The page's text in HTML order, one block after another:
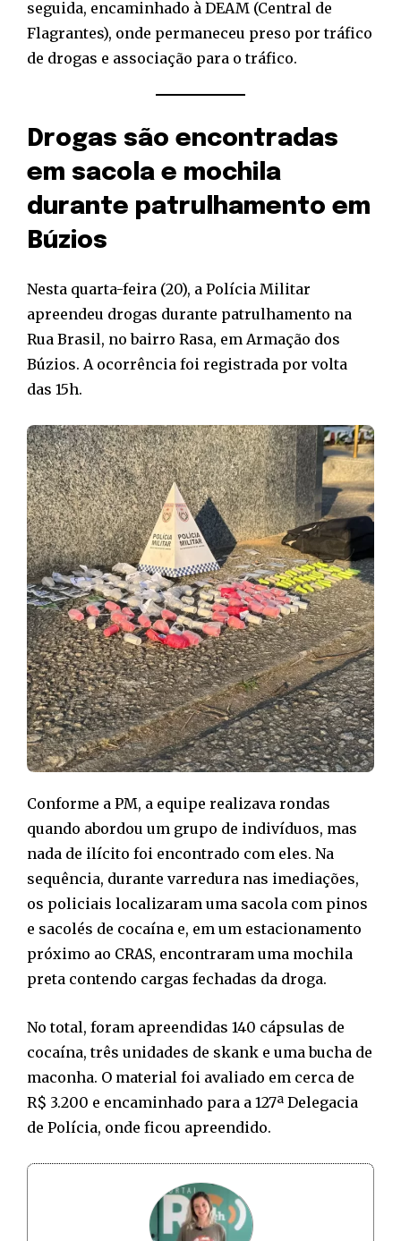
seguida, encaminhado à DEAM (Central de
Flagrantes), onde permaneceu preso por tráfico
de drogas e associação para o tráfico.
Drogas são encontradas
em sacola e mochila
durante patrulhamento em
Búzios
Nesta quarta-feira (20), a Polícia Militar
apreendeu drogas durante patrulhamento na
Rua Brasil, no bairro Rasa, em Armação dos
Búzios. A ocorrência foi registrada por volta
das 15h.
Conforme a PM, a equipe realizava rondas
quando abordou um grupo de indivíduos, mas
nada de ilícito foi encontrado com eles. Na
sequência, durante varredura nas imediações,
os policiais localizaram uma sacola com pinos
e sacolés de cocaína e, em um estacionamento
próximo ao CRAS, encontraram uma mochila
preta contendo cargas fechadas da droga.
No total, foram apreendidas 140 cápsulas de
cocaína, três unidades de skank e uma bucha de
maconha. O material foi avaliado em cerca de
R$ 3.200 e encaminhado para a 127ª Delegacia
de Polícia, onde ficou apreendido.